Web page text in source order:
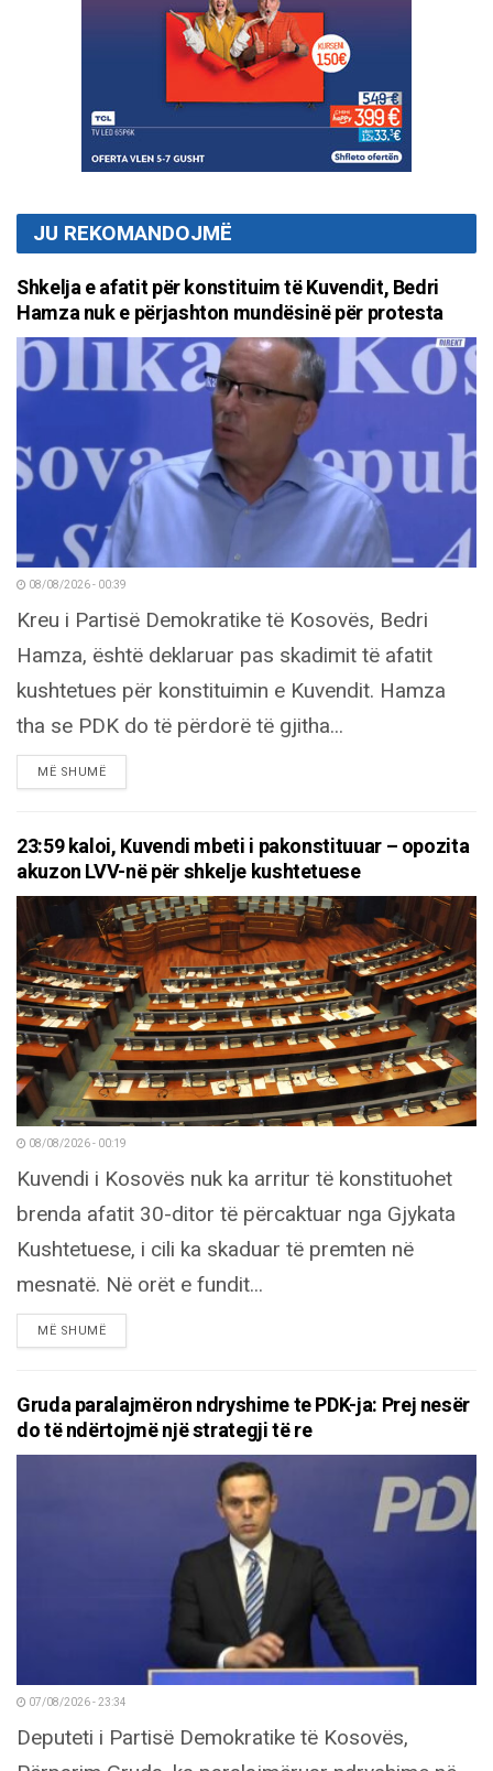
JU REKOMANDOJMË
Shkelja e afatit për konstituim të Kuvendit, Bedri
Hamza nuk e përjashton mundësinë për protesta
08/08/2026 - 00:39
Kreu i Partisë Demokratike të Kosovës, Bedri
Hamza, është deklaruar pas skadimit të afatit
kushtetues për konstituimin e Kuvendit. Hamza
tha se PDK do të përdorë të gjitha...
MË SHUMËDETAILS
23:59 kaloi, Kuvendi mbeti i pakonstituuar – opozita
akuzon LVV-në për shkelje kushtetuese
08/08/2026 - 00:19
Kuvendi i Kosovës nuk ka arritur të konstituohet
brenda afatit 30-ditor të përcaktuar nga Gjykata
Kushtetuese, i cili ka skaduar të premten në
mesnatë. Në orët e fundit...
MË SHUMËDETAILS
Gruda paralajmëron ndryshime te PDK-ja: Prej nesër
do të ndërtojmë një strategji të re
07/08/2026 - 23:34
Deputeti i Partisë Demokratike të Kosovës,